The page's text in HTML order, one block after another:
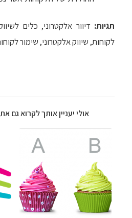
תגיות: דיוור אלקטרוני, כלים
לקוחות, שיווק אלקטרוני, שימור
אולי יעניין אותך לקרוא גם